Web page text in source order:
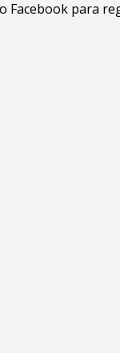
Facebook para